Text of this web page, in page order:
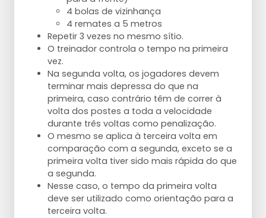
4 bolas de vizinhança
4 remates a 5 metros
Repetir 3 vezes no mesmo sítio.
O treinador controla o tempo na primeira
vez.
Na segunda volta, os jogadores devem
terminar mais depressa do que na
primeira, caso contrário têm de correr à
volta dos postes a toda a velocidade
durante três voltas como penalização.
O mesmo se aplica à terceira volta em
comparação com a segunda, exceto se a
primeira volta tiver sido mais rápida do que
a segunda.
Nesse caso, o tempo da primeira volta
deve ser utilizado como orientação para a
terceira volta.